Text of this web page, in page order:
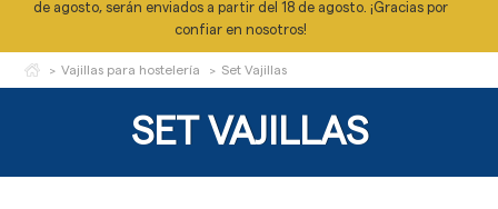
de agosto, serán enviados a partir del 18 de agosto. ¡Gracias por
confiar en nosotros!
Vajillas para hostelería Set Vajillas
SET VAJILLAS